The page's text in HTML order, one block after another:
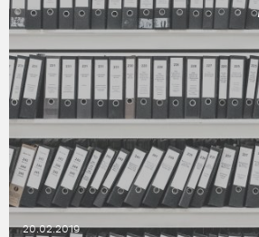
20.02.2019